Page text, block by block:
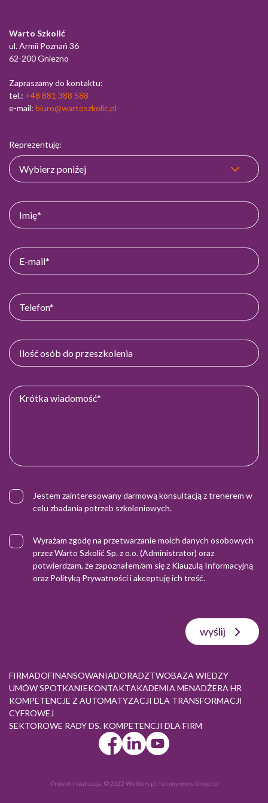
Warto Szkolić
ul. Armii Poznań 36
62-200 Gniezno
Zapraszamy do kontaktu:
tel.: +48 881 388 588
e-mail: biuro@wartoszkolic.pl
Reprezentuję:
Jestem zainteresowany darmową konsultacją z trenerem w
celu zbadania potrzeb szkoleniowych.
Wyrażam zgodę na przetwarzanie moich danych osobowych
przez Warto Szkolić Sp. z o.o. (Administrator) oraz
potwierdzam, że zapoznałem/am się z Klauzulą Informacyjną
oraz Polityką Prywatnościi akceptuję ich treść.
wyślij
FIRMADOFINANSOWANIADORADZTWOBAZA WIEDZY
UMÓW SPOTKANIEKONTAKTAKADEMIA MENADŻERA HR
KOMPETENCJE Z AUTOMATYZACJI DLA TRANSFORMACJI
CYFROWEJ
SEKTOROWE RADY DS. KOMPETENCJI DLA FIRM
Projekt i realizacja: © 2022 Webtom.pl / strony www Gniezno